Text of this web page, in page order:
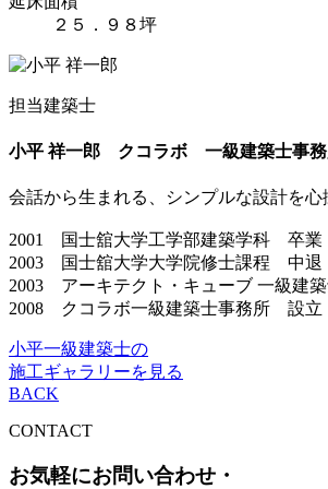
２５．９８坪
担当建築士
小平 祥一郎 クコラボ 一級建築士事
会話から生まれる、シンプルな設計を心
2001 国士舘大学工学部建築学科 卒業
2003 国士舘大学大学院修士課程 中退
2003 アーキテクト・キューブ 一級建
2008 クコラボ一級建築士事務所 設立
小平一級建築士の
施工ギャラリーを見る
BACK
CONTACT
お気軽にお問い合わせ・